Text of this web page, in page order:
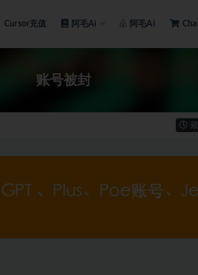
Cursor充值 阿毛Ai 阿毛Ai
账号被封